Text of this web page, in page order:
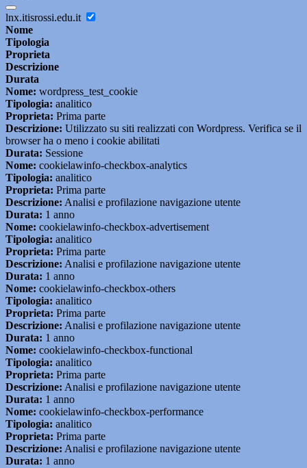
lnx.itisrossi.edu.it
Nome
Tipologia
Proprieta
Descrizione
Durata
Nome: wordpress_test_cookie
Tipologia: analitico
Proprieta: Prima parte
Descrizione: Utilizzato su siti realizzati con Wordpress. Verifica se il
browser ha o meno i cookie abilitati
Durata: Sessione
Nome: cookielawinfo-checkbox-analytics
Tipologia: analitico
Proprieta: Prima parte
Descrizione: Analisi e profilazione navigazione utente
Durata: 1 anno
Nome: cookielawinfo-checkbox-advertisement
Tipologia: analitico
Proprieta: Prima parte
Descrizione: Analisi e profilazione navigazione utente
Durata: 1 anno
Nome: cookielawinfo-checkbox-others
Tipologia: analitico
Proprieta: Prima parte
Descrizione: Analisi e profilazione navigazione utente
Durata: 1 anno
Nome: cookielawinfo-checkbox-functional
Tipologia: analitico
Proprieta: Prima parte
Descrizione: Analisi e profilazione navigazione utente
Durata: 1 anno
Nome: cookielawinfo-checkbox-performance
Tipologia: analitico
Proprieta: Prima parte
Descrizione: Analisi e profilazione navigazione utente
Durata: 1 anno